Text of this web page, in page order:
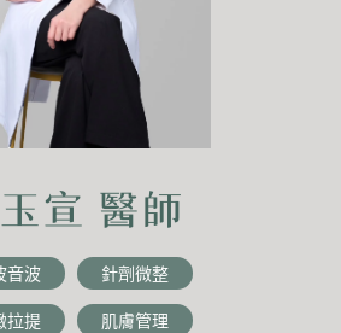
宣 醫師
音波 針劑微整
拉提 肌膚管理